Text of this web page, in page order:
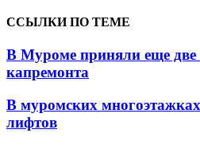
ССЫЛКИ ПО ТЕМЕ
В Муроме приняли еще две
капремонта
В муромских
лифтов